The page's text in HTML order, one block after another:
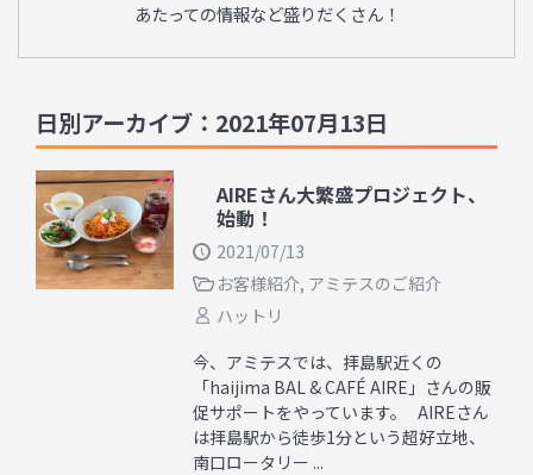
あたっての情報など盛りだくさん！
日別アーカイブ：2021年07月13日
AIREさん大繁盛プロジェクト、
始動！
2021/07/13
お客様紹介, アミテスのご紹介
ハットリ
今、アミテスでは、拝島駅近くの
「haijima BAL & CAFÉ AIRE」さんの販
促サポートをやっています。 AIREさん
は拝島駅から徒歩1分という超好立地、
南口ロータリー ...